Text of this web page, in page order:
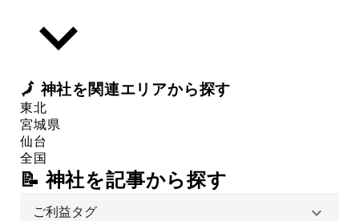
🗾神社を関連エリアから探す
東北
宮城県
仙台
全国
📝 神社を記事から探す
ご利益タグ